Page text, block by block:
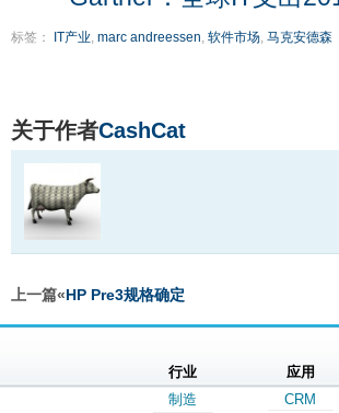
标签： IT产业, marc andreessen, 软件市场, 马克安德森
关于作者CashCat
上一篇«HP Pre3规格确定
行业
制造
应用
CRM